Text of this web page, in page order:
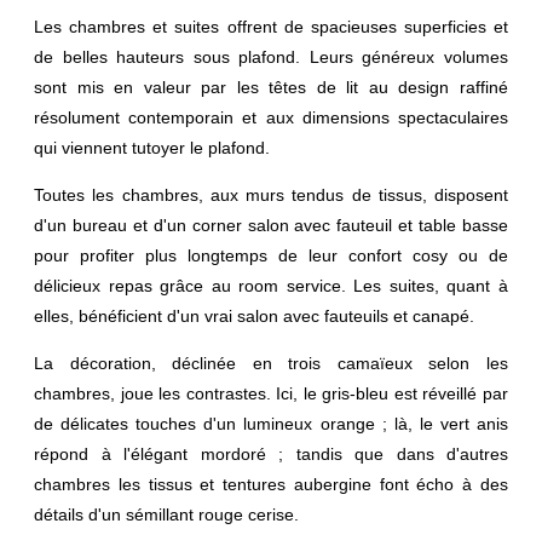
Les chambres et suites offrent de spacieuses superficies et
de belles hauteurs sous plafond. Leurs généreux volumes
sont mis en valeur par les têtes de lit au design raffiné
résolument contemporain et aux dimensions spectaculaires
qui viennent tutoyer le plafond.
Toutes les chambres, aux murs tendus de tissus, disposent
d'un bureau et d'un corner salon avec fauteuil et table basse
pour profiter plus longtemps de leur confort cosy ou de
délicieux repas grâce au room service. Les suites, quant à
elles, bénéficient d'un vrai salon avec fauteuils et canapé.
La décoration, déclinée en trois camaïeux selon les
chambres, joue les contrastes. Ici, le gris-bleu est réveillé par
de délicates touches d'un lumineux orange ; là, le vert anis
répond à l'élégant mordoré ; tandis que dans d'autres
chambres les tissus et tentures aubergine font écho à des
détails d'un sémillant rouge cerise.